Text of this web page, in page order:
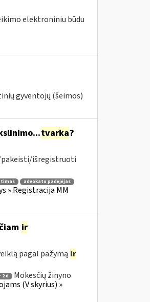
elektroniniu būdu
gyventojų (šeimos)
tvarka?
pakeisti/išregistruoti
advokato padėjėjas
» Registracija MM
ir
pagal pažymą ir
2 d
Mokesčių žinyno
(V skyrius) »